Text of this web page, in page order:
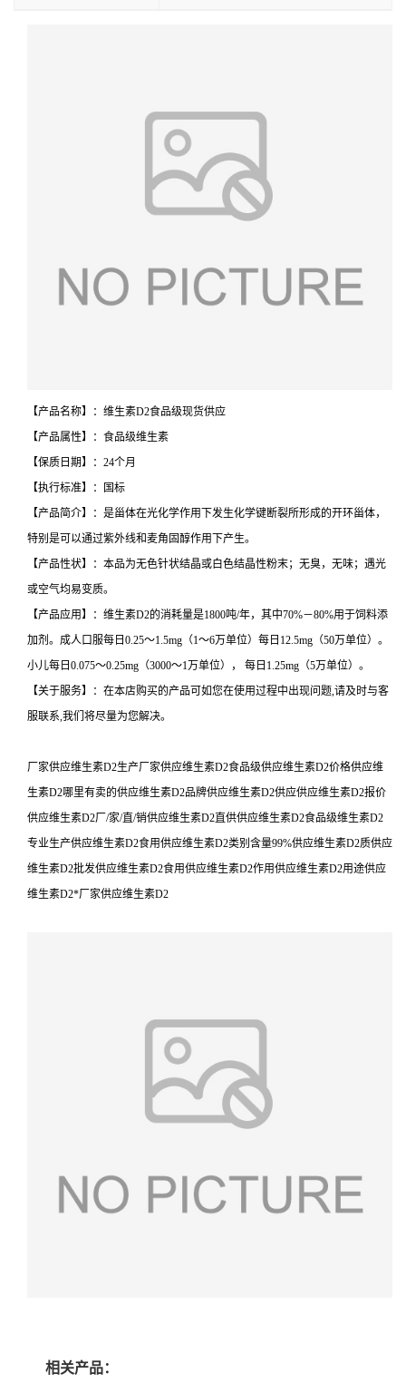
【产品名称】：维生素D2食品级现货供应
【产品属性】：食品级维生素
【保质日期】：24个月
【执行标准】：国标
【产品简介】：是甾体在光化学作用下发生化学键断裂所形成的开环甾体，
特别是可以通过紫外线和麦角固醇作用下产生。
【产品性状】：本品为无色针状结晶或白色结晶性粉末；无臭，无味；遇光
或空气均易变质。
【产品应用】：维生素D2的消耗量是1800吨/年，其中70%－80%用于饲料添
加剂。成人口服每日0.25～1.5mg（1～6万单位）每日12.5mg（50万单位）。
小儿每日0.075～0.25mg（3000～1万单位）， 每日1.25mg（5万单位）。
【关于服务】：在本店购买的产品可如您在使用过程中出现问题,请及时与客
服联系,我们将尽量为您解决。
厂家供应维生素D2生产厂家供应维生素D2食品级供应维生素D2价格供应维
生素D2哪里有卖的供应维生素D2品牌供应维生素D2供应供应维生素D2报价
供应维生素D2厂/家/直/销供应维生素D2直供供应维生素D2食品级维生素D2
专业生产供应维生素D2食用供应维生素D2类别含量99%供应维生素D2质供应
维生素D2批发供应维生素D2食用供应维生素D2作用供应维生素D2用途供应
维生素D2*厂家供应维生素D2
相关产品：